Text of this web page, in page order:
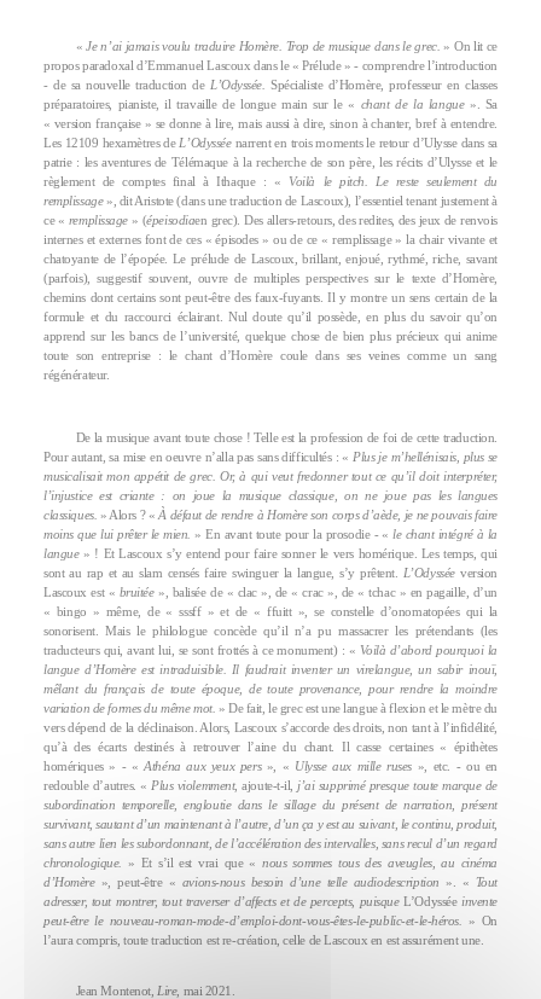
« Je n’ai jamais voulu traduire Homère. Trop de musique dans le grec. » On lit ce
propos paradoxal d’Emmanuel Lascoux dans le « Prélude » - comprendre l’introduction
- de sa nouvelle traduction de L’Odyssée. Spécialiste d’Homère, professeur en classes
préparatoires, pianiste, il travaille de longue main sur le « chant de la langue ». Sa
« version française » se donne à lire, mais aussi à dire, sinon à chanter, bref à entendre.
Les 12109 hexamètres de L’Odysséenarrent en trois moments le retour d’Ulysse dans sa
patrie : les aventures de Télémaque à la recherche de son père, les récits d’Ulysse et le
règlement de comptes final à Ithaque : « Voilà le pitch. Le reste seulement du
remplissage», dit Aristote (dans une traduction de Lascoux), l’essentiel tenant justement à
ce « remplissage » (épeisodiaen grec). Des allers-retours, des redites, des jeux de renvois
internes et externes font de ces « épisodes » ou de ce « remplissage » la chair vivante et
chatoyante de l’épopée. Le prélude de Lascoux, brillant, enjoué, rythmé, riche, savant
(parfois), suggestif souvent, ouvre de multiples perspectives sur le texte d’Homère,
chemins dont certains sont peut-être des faux-fuyants. Il y montre un sens certain de la
formule et du raccourci éclairant. Nul doute qu’il possède, en plus du savoir qu’on
apprend sur les bancs de l’université, quelque chose de bien plus précieux qui anime
toute son entreprise : le chant d’Homère coule dans ses veines comme un sang
régénérateur.
De la musique avant toute chose ! Telle est la profession de foi de cette traduction.
Pour autant, sa mise en oeuvre n’alla pas sans difficultés : « Plus je m’hellénisais, plus se
musicalisait mon appétit de grec. Or, à qui veut fredonner tout ce qu’il doit interpréter,
l’injustice est criante : on joue la musique classique, on ne joue pas les langues
classiques. » Alors ? « À défaut de rendre à Homère son corps d’aède, je ne pouvais faire
moins que lui prêter le mien. » En avant toute pour la prosodie - « le chant intégré à la
langue» ! Et Lascoux s’y entend pour faire sonner le vers homérique. Les temps, qui
sont au rap et au slam censés faire swinguer la langue, s’y prêtent.
L’Odysséeversion
Lascoux est « bruitée», balisée de « clac », de « crac », de « tchac » en pagaille, d’un
« bingo » même, de « sssff » et de « ffuitt », se constelle d’onomatopées qui la
sonorisent. Mais le philologue concède qu’il n’a pu massacrer les prétendants (les
traducteurs qui, avant lui, se sont frottés à ce monument) : « Voilà d’abord pourquoi la
langue d’Homère est intraduisible. Il faudrait inventer un virelangue, un sabir inouï,
mêlant du français de toute époque, de toute provenance, pour rendre la moindre
variation de formes du même mot. » De fait, le grec est une langue à flexion et le mètre du
vers dépend de la déclinaison. Alors, Lascoux s’accorde des droits, non tant à l’infidélité,
qu’à des écarts destinés à retrouver l’aine du chant. Il casse certaines « épithètes
homériques » - «Athéna aux yeux pers », « Ulysse aux mille ruses », etc. - ou en
redouble d’autres. « Plus violemment, ajoute-t-il, j’ai supprimé presque toute marque de
subordination temporelle, engloutie dans le sillage du présent de narration, présent
survivant, sautant d’un maintenant à l’autre, d’un ça y est au suivant, le continu, produit,
sans autre lien les subordonnant, de l’accélération des intervalles, sans recul d’un regard
chronologique. » Et s’il est vrai que «nous sommes tous des aveugles, au cinéma
d’Homère », peut-être « avions-nous besoin d’une telle audiodescription ». « Tout
adresser, tout montrer, tout traverser d’affects et de percepts, puisqueL’Odyssée invente
peut-être le nouveau-roman-mode-d’emploi-dont-vous-êtes-le-public-et-le-héros.
» On
l’aura compris, toute traduction est re-création, celle de Lascoux en est assurément une.
Jean Montenot, Lire, mai 2021.